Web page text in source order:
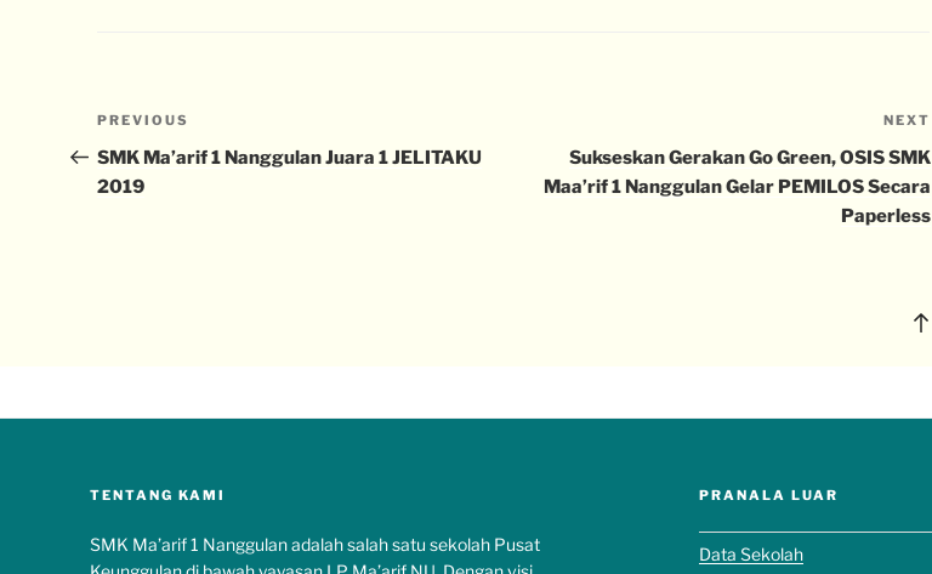
PREVIOUS
SMK Ma’arif 1 Nanggulan Juara 1 JELITAKU
2019
NEXT
Sukseskan Gerakan Go Green, OSIS SMK
Maa’rif 1 Nanggulan Gelar PEMILOS Secara
Paperless
TENTANG KAMI
SMK Ma’arif 1 Nanggulan adalah salah satu sekolah Pusat
PRANALA LUAR
Data Sekolah